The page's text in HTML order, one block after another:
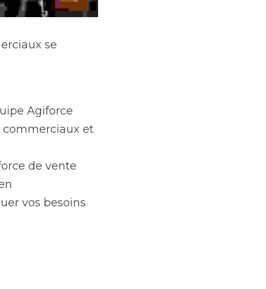
le 22
sera présente
vos
supplétive,
vous sur le